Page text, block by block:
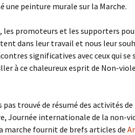
peinture murale sur la Marche.
les promoteurs et les supporters
dans leur travail et nous leur
significatives avec ceux qui se
à ce chaleureux esprit de Non-
pas trouvé de résumé des activités
Journée internationale de la non-
marche fournit de brefs articles de